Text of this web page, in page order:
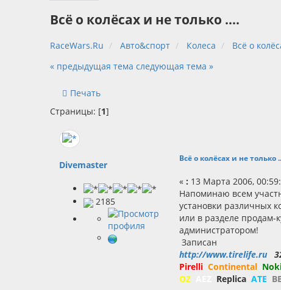
Всё о колёсах и не только ....
RaceWars.Ru Авто&спорт Колеса
Всё о
« предыдущая тема следующая тема »
Печать
Страницы: [1]
Divemaster
2185
Всё о колёсах и не только
« : 13 Марта 2006,
Напоминаю всем
установки различных
или в разделе продам-
администратором!
Записан
http://www.tirelife.ru
Pirelli Continental
OZ
Replica ATE